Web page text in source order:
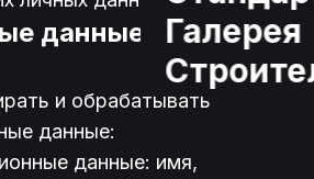
Галерея
данные мы
и обрабатывать
данные: